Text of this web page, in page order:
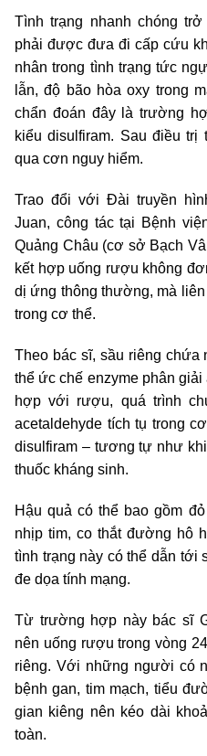
Tình trạng nhanh chóng
phải được đưa đi cấp cứu
nhân trong tình trạng tức
lẫn, độ bão hòa oxy trong
chẩn đoán đây là trường
kiểu disulfiram. Sau điều
qua cơn nguy hiểm.
Trao đổi với Đài truyền
Juan, công tác tại Bệnh
Quảng Châu (cơ sở Bạch
kết hợp uống rượu không
dị ứng thông thường, mà
trong cơ thể.
Theo bác sĩ, sầu riêng
thể ức chế enzyme phân
hợp với rượu, quá trình
acetaldehyde tích tụ trong
disulfiram – tương tự như
thuốc kháng sinh.
Hậu quả có thể bao gồm
nhịp tim, co thắt đường hô
tình trạng này có thể dẫn tới
đe dọa tính mạng.
Từ trường hợp này bác sĩ
nên uống rượu trong vòng
riêng. Với những người có
bệnh gan, tim mạch, tiểu
gian kiêng nên kéo dài
toàn.